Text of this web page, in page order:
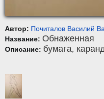
Автор: Почиталов Василий
Название: Обнаженная
Описание: бумага,